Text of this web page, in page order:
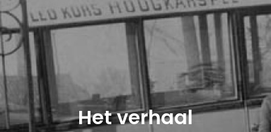
Het verhaal